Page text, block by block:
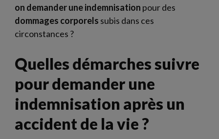
on demander une indemnisation pour des
dommages corporels subis dans ces
circonstances ?
Quelles démarches suivre
pour demander une
indemnisation après un
accident de la vie ?